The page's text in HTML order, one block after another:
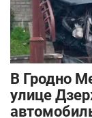
В Гродно
улице